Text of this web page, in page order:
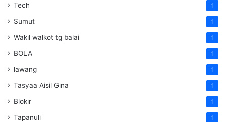
Tech 1
Sumut 1
Wakil walkot tg balai 1
BOLA 1
lawang 1
Tasyaa Aisil Gina 1
Blokir 1
Tapanuli 1